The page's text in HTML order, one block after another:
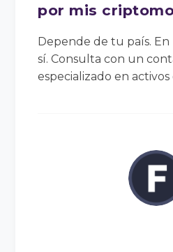
por mis
Depende de tu país.
sí. Consulta con un
especializado en activos